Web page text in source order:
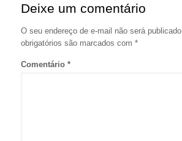
Deixe um comentário
O seu endereço de e-mail não será publicado.
obrigatórios são marcados com *
Comentário *